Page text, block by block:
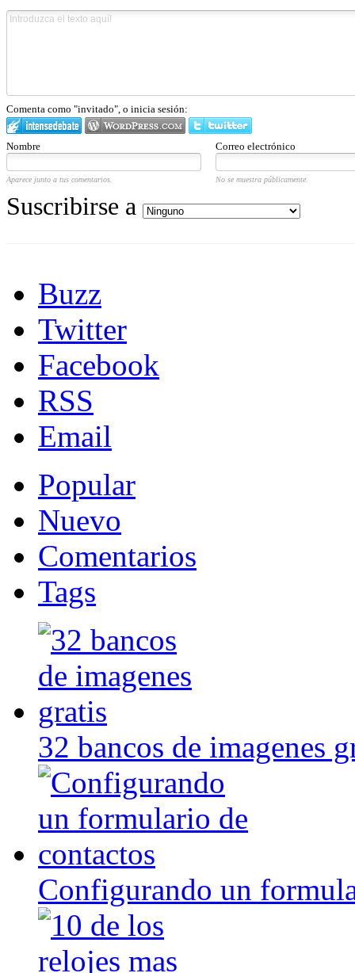
Comenta como "invitado", o inicia sesión:
Nombre Correo electrónico
Aparece junto a tus comentarios. No se muestra públicamente.
Suscribirse a
Buzz
Twitter
Facebook
RSS
Email
Popular
Nuevo
Comentarios
Tags
32 bancos de imagenes
Configurando un